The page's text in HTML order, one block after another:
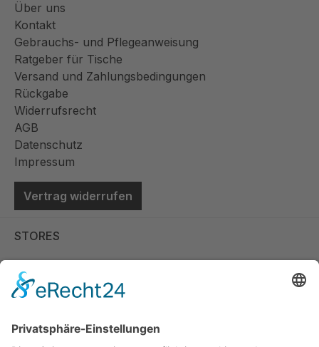
Über uns
Kontakt
Gebrauchs- und Pflegeanweisung
Ratgeber für Tische
Versand und Zahlungsbedingungen
Rückgabe
Widerrufsrecht
AGB
Datenschutz
Impressum
Vertrag widerrufen
STORES
Store Viernheim
Store Berlin
Handelspartner Köln
SICHERE BEZAHLUNG